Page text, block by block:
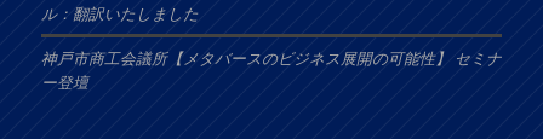
ル：翻訳いたしました
神戸市商工会議所【メタバースのビジネス展開の可能性】 セミナ
ー登壇